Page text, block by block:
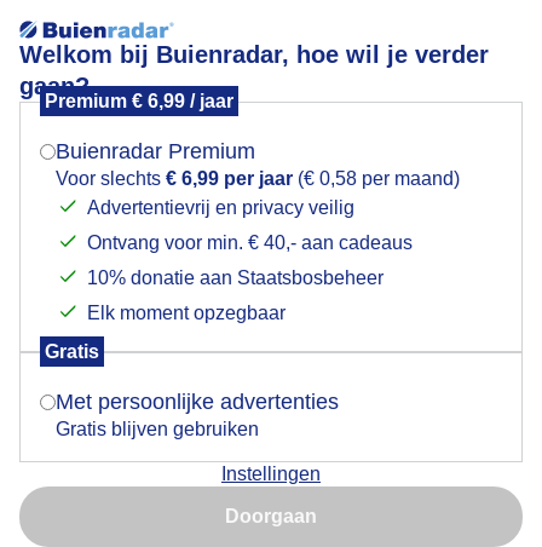
Welkom bij Buienradar, hoe wil je verder
gaan?
Premium € 6,99 / jaar
Buienradar Premium
Voor slechts € 6,99 per jaar (€ 0,58 per maand)
Advertentievrij en privacy veilig
Ontvang voor min. € 40,- aan cadeaus
10% donatie aan Staatsbosbeheer
Elk moment opzegbaar
Gratis
Met persoonlijke advertenties
Gratis blijven gebruiken
Instellingen
Doorgaan
Water kleurde door het licht weer groen vanmiddag.
Door: Peter Vermeulen Gemaakt: 18-05-2026, 68x bekeken
Mogen we je locatie gebruiken voor het
Indien je hier nog geen akkoord op hebt gegeven,
verschijnt er zo een pop-up uit je browser waarin
Is goed, toon de popup
Nu niet, misschien later